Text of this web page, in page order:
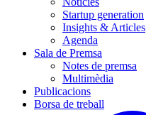
Startup generation
Insights & Articles
Agenda
Sala de Premsa
Notes de premsa
Multimèdia
Publicacions
Borsa de treball